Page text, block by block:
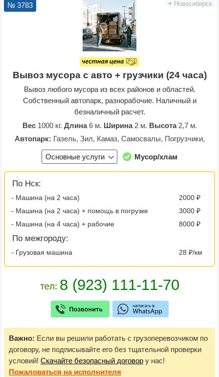
Новосибирск
№ 3783
Вывоз мусора с авто + грузчики (24 часа)
Вывоз любого мусора из всех районов и областей.
Собственный автопарк, разнорабочие. Наличный и
безналичный расчет.
Вес1000 кг. Длина6 м. Ширина2 м. Высота2,7 м.
Автопарк: Газель, Зил, Камаз, Самосвалы, Погрузчики,
Основные услуги Мусор/хлам
По Нск:
- Машина (на 2 часа)
2000 ₽
- Машина (на 2 часа) + помощь в погрузке
3000 ₽
- Машина (на 4 часа) + рабочие
8000 ₽
По межгороду:
- Грузовая машина 28 ₽/км
Важно: Если вы решили работать с грузоперевозчиком по
договору, не подписывайте его без тщательной проверки
условий! Скачайте безопасный договор у нас!
Пожаловаться на исполнителя